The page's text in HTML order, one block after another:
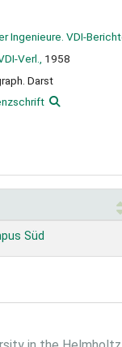
Ingenieure. VDI-
Verl.,
1958
Darst
Süd